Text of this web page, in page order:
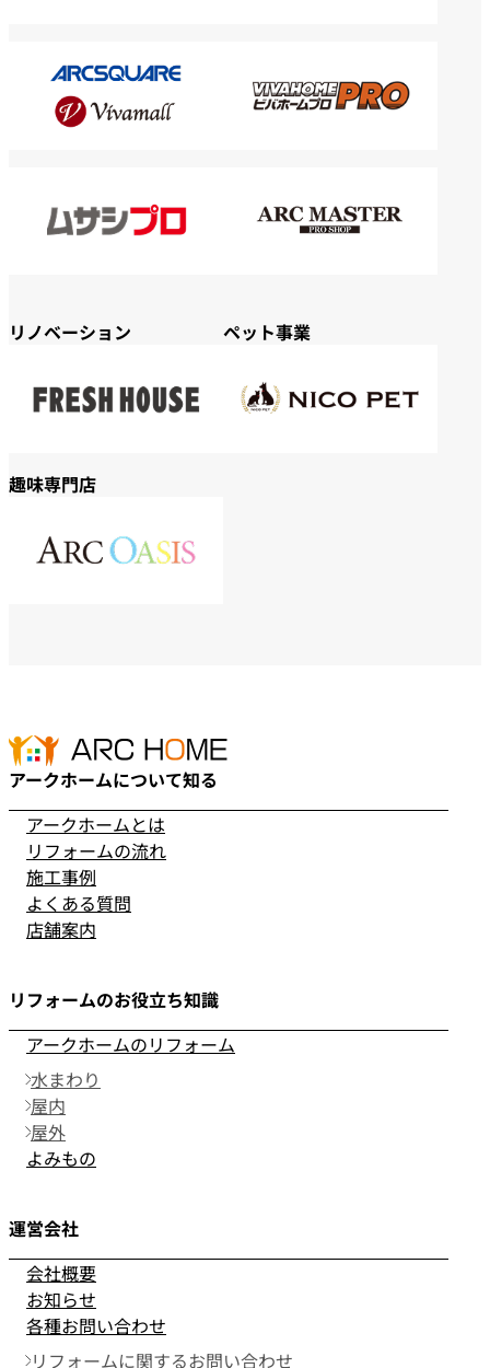
リノベーション ペット事業
趣味専門店
アークホームについて知る
アークホームとは
リフォームの流れ
施工事例
よくある質問
店舗案内
リフォームのお役立ち知識
アークホームのリフォーム
水まわり
屋内
屋外
よみもの
運営会社
会社概要
お知らせ
各種お問い合わせ
リフォームに関するお問い合わせ